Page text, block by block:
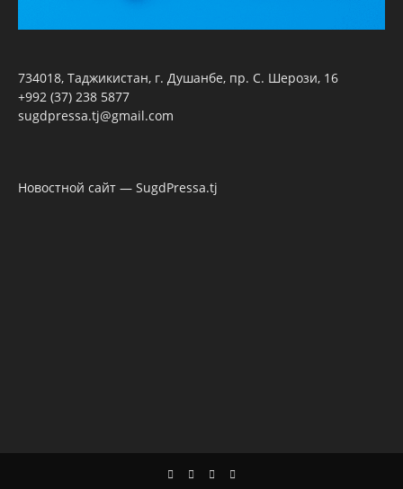
734018, Таджикистан, г. Душанбе, пр. С. Шерози, 16
+992 (37) 238 5877
sugdpressa.tj@gmail.com
Новостной сайт — SugdPressa.tj